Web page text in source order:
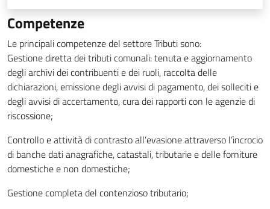
Competenze
Le principali competenze del settore Tributi sono:
Gestione diretta dei tributi comunali: tenuta e aggiornamento
degli archivi dei contribuenti e dei ruoli, raccolta delle
dichiarazioni, emissione degli avvisi di pagamento, dei solleciti e
degli avvisi di accertamento, cura dei rapporti con le agenzie di
riscossione;
Controllo e attività di contrasto all’evasione attraverso l’incrocio
di banche dati anagrafiche, catastali, tributarie e delle forniture
domestiche e non domestiche;
Gestione completa del contenzioso tributario;